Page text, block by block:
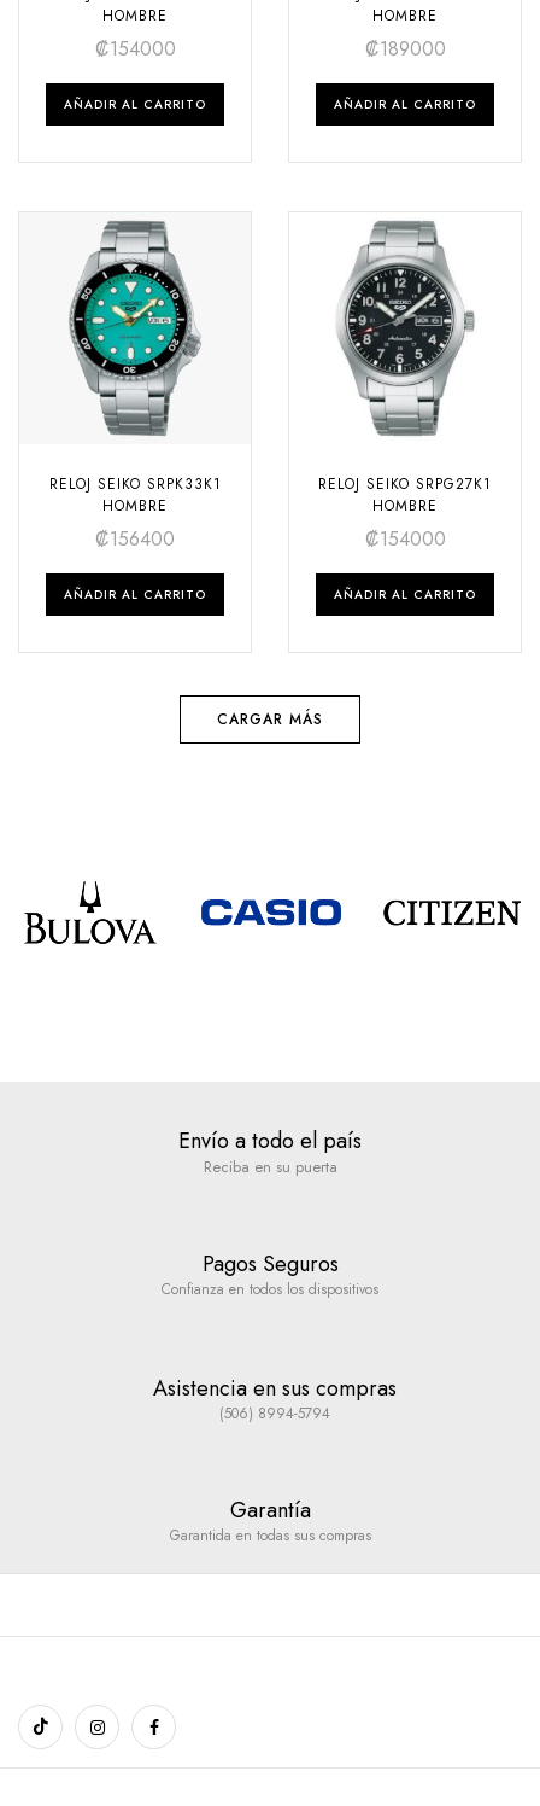
HOMBRE
₡154000
AÑADIR AL CARRITO
HOMBRE
₡189000
AÑADIR AL CARRITO
RELOJ SEIKO SRPK33K1
HOMBRE
₡156400
AÑADIR AL CARRITO
RELOJ SEIKO SRPG27K1
HOMBRE
₡154000
AÑADIR AL CARRITO
CARGAR MÁS
Envío a todo el país
Reciba en su puerta
Pagos Seguros
Confianza en todos los dispositivos
Asistencia en sus compras
(506) 8994-5794
Garantía
Garantida en todas sus compras